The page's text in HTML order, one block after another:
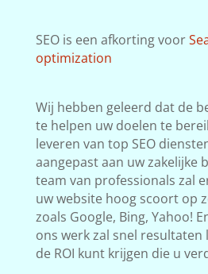
SEO is een afkorting voor
optimization
Wij hebben geleerd dat de
te helpen uw doelen te
leveren van top SEO
aangepast aan uw zakelijke
team van professionals zal
uw website hoog scoort op
zoals Google, Bing, Yahoo!
ons werk zal snel resultaten
de ROI kunt krijgen die u